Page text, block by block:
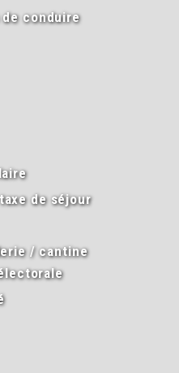
conduire
de séjour
/ cantine